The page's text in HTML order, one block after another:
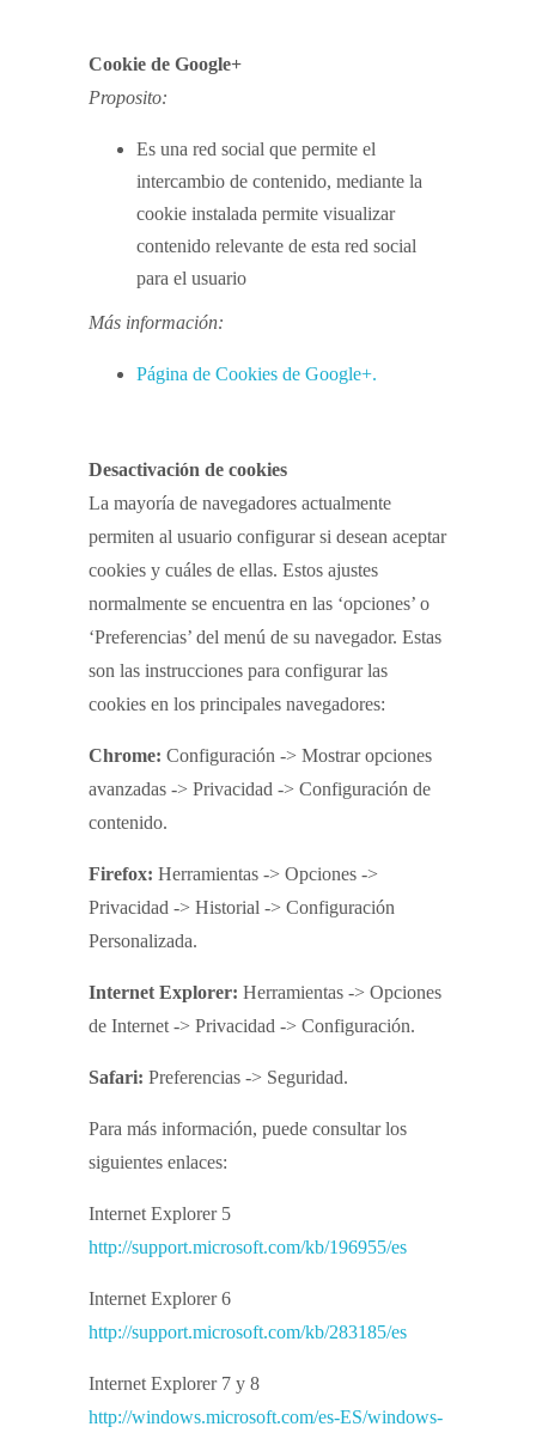
Cookie de Google+
Proposito:
Es una red social que permite el
intercambio de contenido, mediante la
cookie instalada permite visualizar
contenido relevante de esta red social
para el usuario
Más información:
Página de Cookies de Google+.
Desactivación de cookies
La mayoría de navegadores actualmente
permiten al usuario configurar si desean aceptar
cookies y cuáles de ellas. Estos ajustes
normalmente se encuentra en las ‘opciones’ o
‘Preferencias’ del menú de su navegador. Estas
son las instrucciones para configurar las
cookies en los principales navegadores:
Chrome: Configuración -> Mostrar opciones
avanzadas -> Privacidad -> Configuración de
contenido.
Firefox: Herramientas -> Opciones ->
Privacidad -> Historial -> Configuración
Personalizada.
Internet Explorer: Herramientas -> Opciones
de Internet -> Privacidad -> Configuración.
Safari: Preferencias -> Seguridad.
Para más información, puede consultar los
siguientes enlaces:
Internet Explorer 5
http://support.microsoft.com/kb/196955/es
Internet Explorer 6
http://support.microsoft.com/kb/283185/es
Internet Explorer 7 y 8
http://windows.microsoft.com/es-ES/windows-